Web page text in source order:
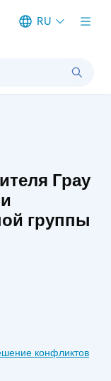
RU
Грау
группы
конфликтов